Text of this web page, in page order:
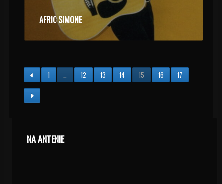
AFRIC SIMONE
1 12 13 14 15 16 17
NA ANTENIE